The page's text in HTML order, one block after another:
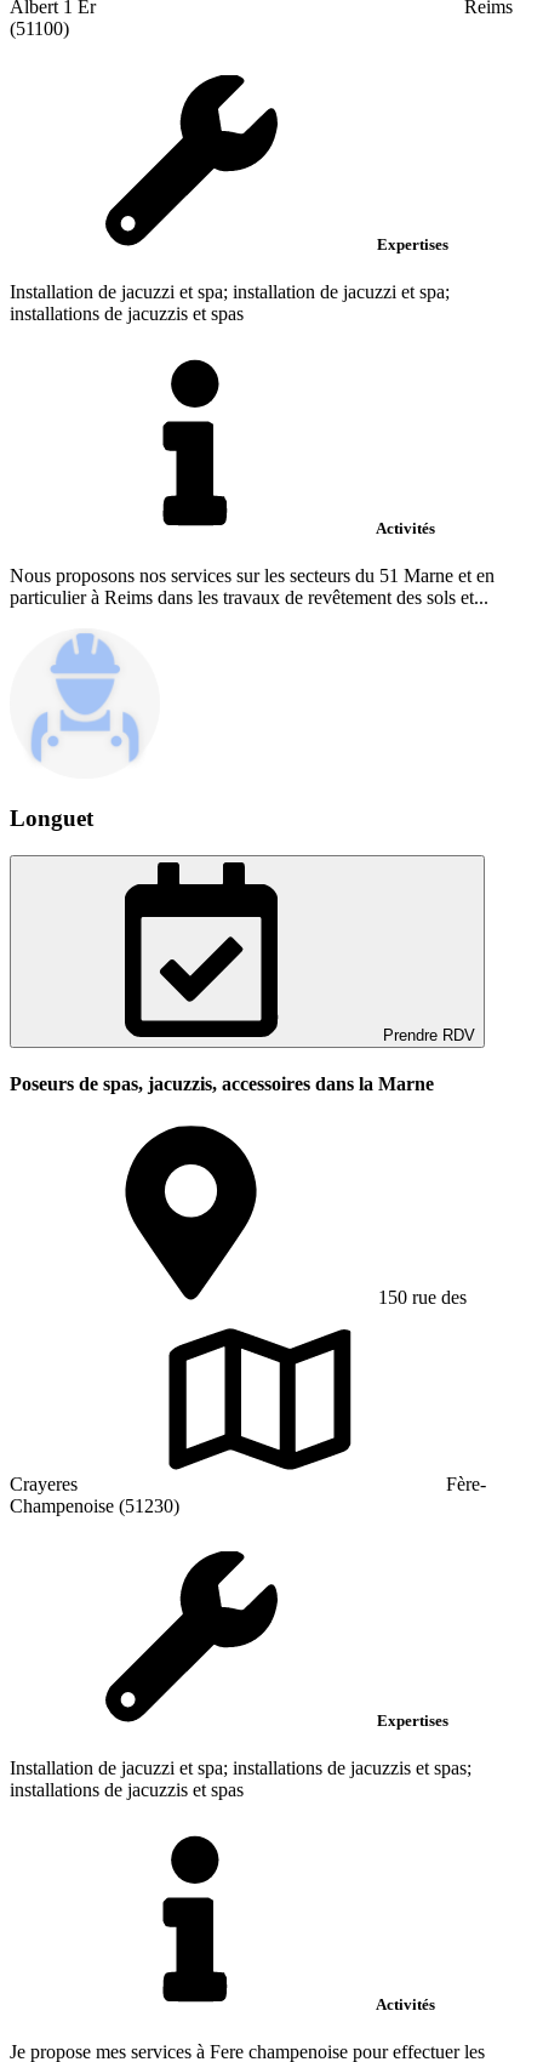
Albert 1 Er
Reims
(51100)
Expertises
Installation de jacuzzi et spa; installation de jacuzzi et spa;
installations de jacuzzis et spas
Activités
Nous proposons nos services sur les secteurs du 51 Marne et en
particulier à Reims dans les travaux de revêtement des sols et...
Longuet
Prendre RDV
Poseurs de spas, jacuzzis, accessoires dans la Marne
150 rue des
Crayeres
Fère-
Champenoise (51230)
Expertises
Installation de jacuzzi et spa; installations de jacuzzis et spas;
installations de jacuzzis et spas
Activités
Je propose mes services à Fere champenoise pour effectuer les